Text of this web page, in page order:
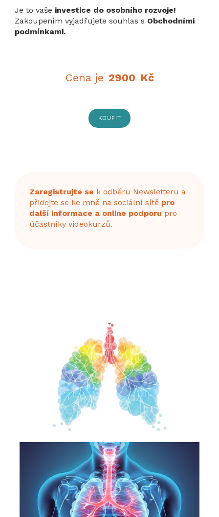
Je to vaše investice do osobního rozvoje!
Zakoupením vyjadřujete souhlas s Obchodními
podmínkami.
Cena je 2900 Kč
KOUPIT
Zaregistrujte se k odběru Newsletteru a
přidejte se ke mně na sociální sítě pro
další informace a online podporu pro
účastníky videokurzů.